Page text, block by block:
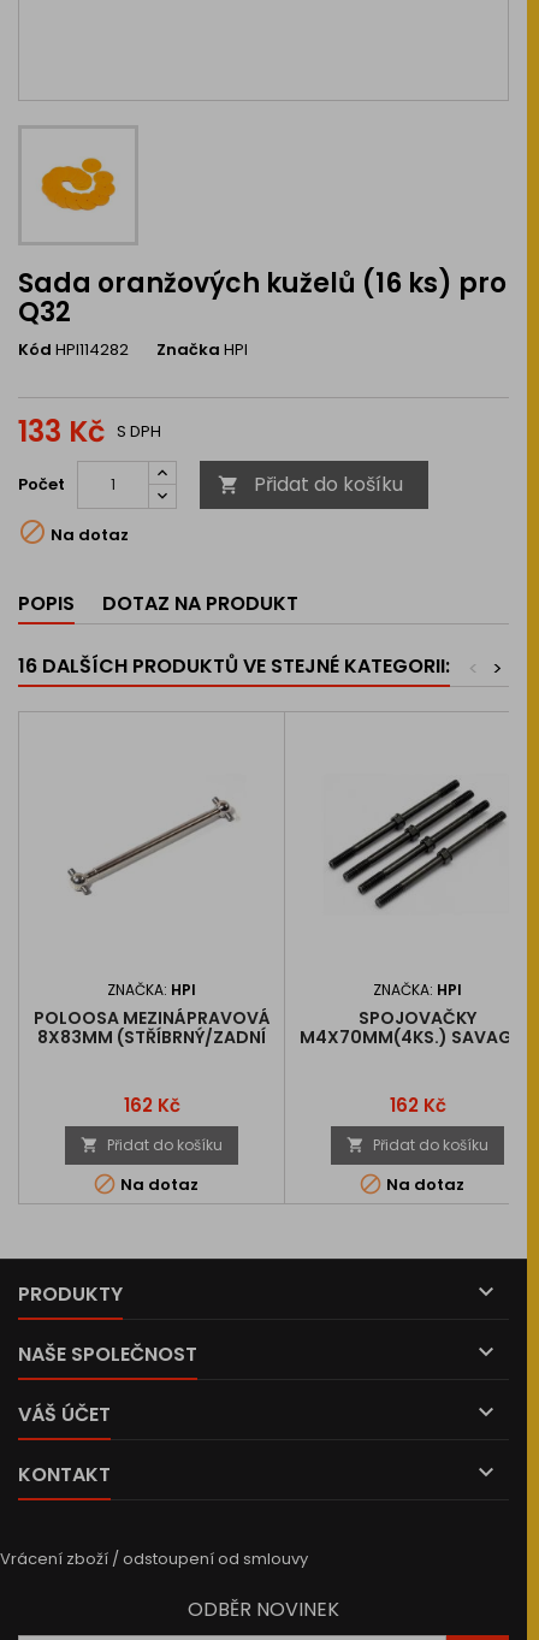
Sada oranžových kuželů (16 ks) pro
Q32
Kód HPI114282 Značka HPI
133 Kč S DPH
Počet  Přidat do košíku
 Na dotaz
POPIS DOTAZ NA PRODUKT
16 DALŠÍCH PRODUKTŮ VE STEJNÉ KATEGORII: >
<
ZNAČKA: HPI
POLOOSA MEZINÁPRAVOVÁ
8X83MM (STŘÍBRNÝ/ZADNÍ
Cena
162 Kč
 Přidat do košíku
 Na dotaz
ZNAČKA: HPI
SPOJOVAČKY
M4X70MM(4KS.) SAVAGE X
Cena
162 Kč
 Přidat do košíku
 Na dotaz
PRODUKTY 
NAŠE SPOLEČNOST 
VÁŠ ÚČET 
KONTAKT 
Vrácení zboží / odstoupení od smlouvy
ODBĚR NOVINEK